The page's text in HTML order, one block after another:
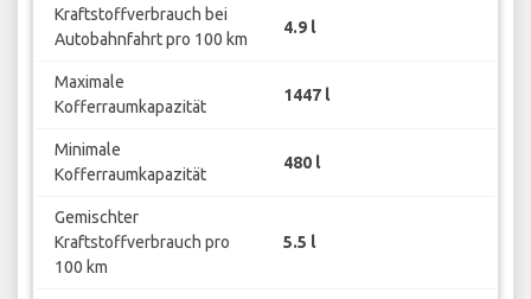
Kraftstoffverbrauch bei
Autobahnfahrt pro 100 km
4.9 l
Maximale
Kofferraumkapazität
1447 l
Minimale
Kofferraumkapazität
480 l
Gemischter
Kraftstoffverbrauch pro
100 km
5.5 l